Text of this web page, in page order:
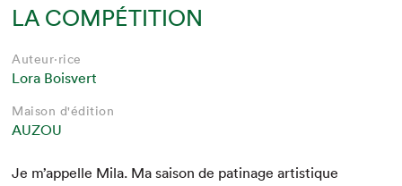
LA COMPÉTITION
Auteur·rice
Lora Boisvert
Maison d'édition
AUZOU
Je m’appelle Mila. Ma sai­son de pati­nage artis­tique